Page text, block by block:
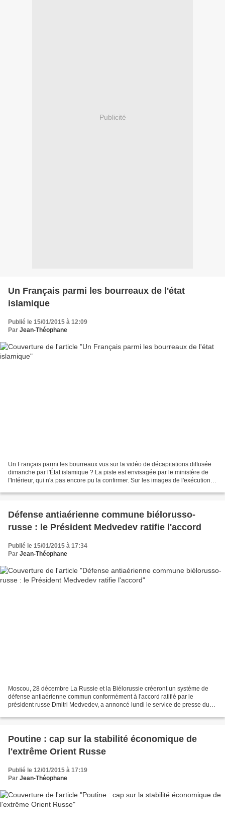
Publicité
Un Français parmi les bourreaux de l'état
islamique
Publié le 15/01/2015 à 12:09
Par Jean-Théophane
Un Français parmi les bourreaux vus sur la vidéo de décapitations diffusée
dimanche par l'État islamique ? La piste est envisagée par le ministère de
l'Intérieur, qui n'a pas encore pu la confirmer. Sur les images de l'exécution
Défense antiaérienne commune biélorusso-
russe : le Président Medvedev ratifie l'accord
Publié le 15/01/2015 à 17:34
Par Jean-Théophane
Moscou, 28 décembre La Russie et la Biélorussie créeront un système de
défense antiaérienne commun conformément à l'accord ratifié par le
président russe Dmitri Medvedev, a annoncé lundi le service de presse du
Poutine : cap sur la stabilité économique de
l'extrême Orient Russe
Publié le 12/01/2015 à 17:19
Par Jean-Théophane